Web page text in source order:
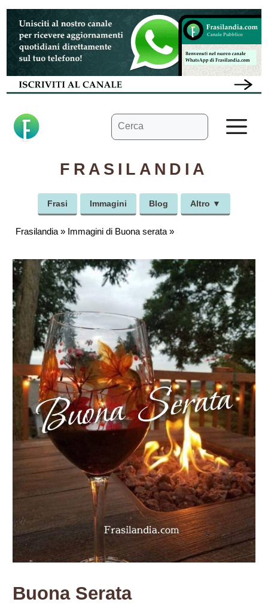
Vai
contenuto
Ricerca
per:
FRASILANDIA
Frasi Immagini Blog Altro ▼
Frasilandia » Immagini di Buona serata »
Buona Serata